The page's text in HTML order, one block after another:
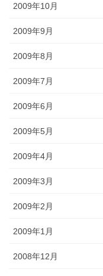
2009年10月
2009年9月
2009年8月
2009年7月
2009年6月
2009年5月
2009年4月
2009年3月
2009年2月
2009年1月
2008年12月